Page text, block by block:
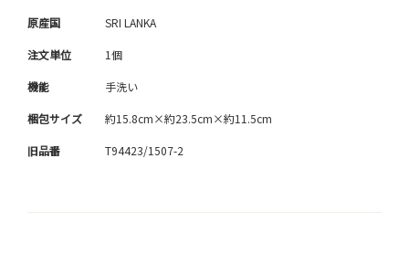
原産国 SRI LANKA
注文単位 1個
機能 手洗い
梱包サイズ 約15.8cm×約23.5cm×約11.5cm
旧品番 T94423/1507-2